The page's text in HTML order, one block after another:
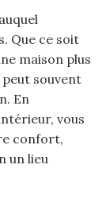
Que ce soit
maison plus
peut souvent
En
vous
confort,
un lieu